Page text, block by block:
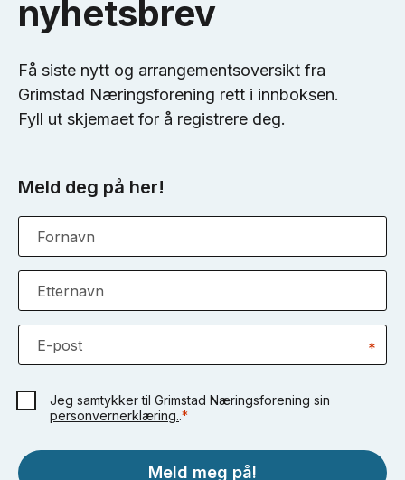
nyhetsbrev
Få siste nytt og arrangementsoversikt fra
Grimstad Næringsforening rett i innboksen.
Fyll ut skjemaet for å registrere deg.
Meld deg på her!
Fornavn
Etternavn
E-post *
Jeg samtykker til Grimstad Næringsforening sin
personvernerklæring..*
Meld meg på!